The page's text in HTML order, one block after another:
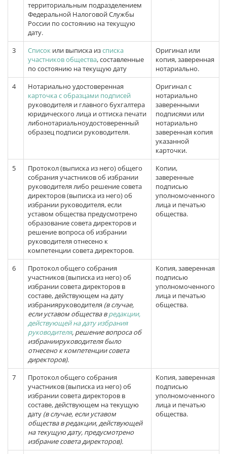
территориальным подразделением
Федеральной Налоговой Службы
России по состоянию на текущую
дату.
3 Список или выписка изсписка
участников общества, составленные
по состоянию на текущую дату
Оригинал или
копия, заверенная
нотариально.
4
Нотариально удостоверенная
карточка с образцами подписей
руководителя и главного бухгалтера
юридического лица и оттиска печати
либонотариальноудостоверенный
образец подписи руководителя.
Оригинал с
нотариально
заверенными
подписями или
нотариально
заверенная копия
указанной
карточки.
5
Протокол (выписка из него) общего
собрания участников об избрании
руководителя либо решение совета
директоров (выписка из него) об
избрании руководителя, если
уставом общества предусмотрено
образование совета директоров и
решение вопроса об избрании
руководителя отнесено к
компетенции совета директоров.
Копии,
заверенные
подписью
уполномоченного
лица и печатью
общества.
6
Протокол общего собрания
участников (выписка из него) об
избрании совета директоров в
составе, действующем на дату
избранияруководителя (в случае,
если уставом общества вредакции,
действующей на дату избрания
руководителя, решение вопроса об
избраниируководителя было
отнесено к компетенции совета
директоров).
Копия, заверенная
подписью
уполномоченного
лица и печатью
общества.
7
Протокол общего собрания
участников (выписка из него) об
избрании совета директоров в
составе, действующем на текущую
дату (в случае, если уставом
общества в редакции, действующей
на текущую дату, предусмотрено
избрание совета директоров).
Копия, заверенная
подписью
уполномоченного
лица и печатью
общества.